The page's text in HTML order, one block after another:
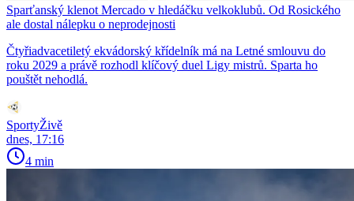
Sparťanský klenot Mercado v hledáčku velkoklubů. Od Rosického
ale dostal nálepku o neprodejnosti
Čtyřiadvacetiletý ekvádorský křídelník má na Letné smlouvu do
roku 2029 a právě rozhodl klíčový duel Ligy mistrů. Sparta ho
pouštět nehodlá.
SportyŽivě
dnes, 17:16
4 min